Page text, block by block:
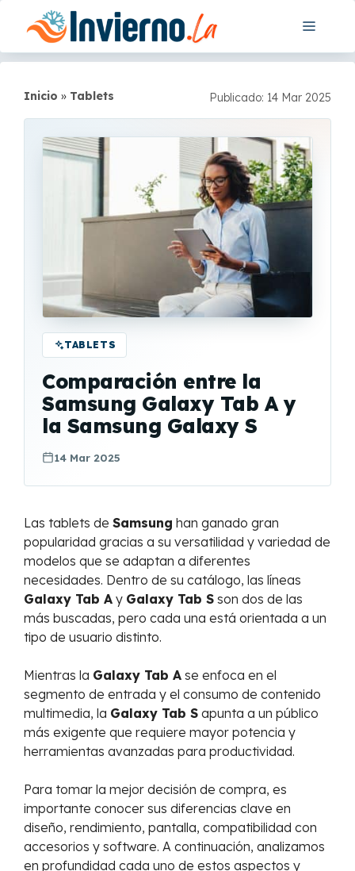
contenido
Menú
Inicio » Tablets Publicado: 14 Mar 2025
TABLETS
Comparación entre la
Samsung Galaxy Tab A y
la Samsung Galaxy S
14 Mar 2025
Las tablets de Samsung han ganado gran
popularidad gracias a su versatilidad y variedad de
modelos que se adaptan a diferentes
necesidades. Dentro de su catálogo, las líneas
Galaxy Tab A y Galaxy Tab S son dos de las
más buscadas, pero cada una está orientada a un
tipo de usuario distinto.
Mientras la Galaxy Tab A se enfoca en el
segmento de entrada y el consumo de contenido
multimedia, la Galaxy Tab S apunta a un público
más exigente que requiere mayor potencia y
herramientas avanzadas para productividad.
Para tomar la mejor decisión de compra, es
importante conocer sus diferencias clave en
diseño, rendimiento, pantalla, compatibilidad con
accesorios y software. A continuación, analizamos
en profundidad cada uno de estos aspectos y